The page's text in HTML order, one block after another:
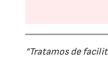
“Tratamos de